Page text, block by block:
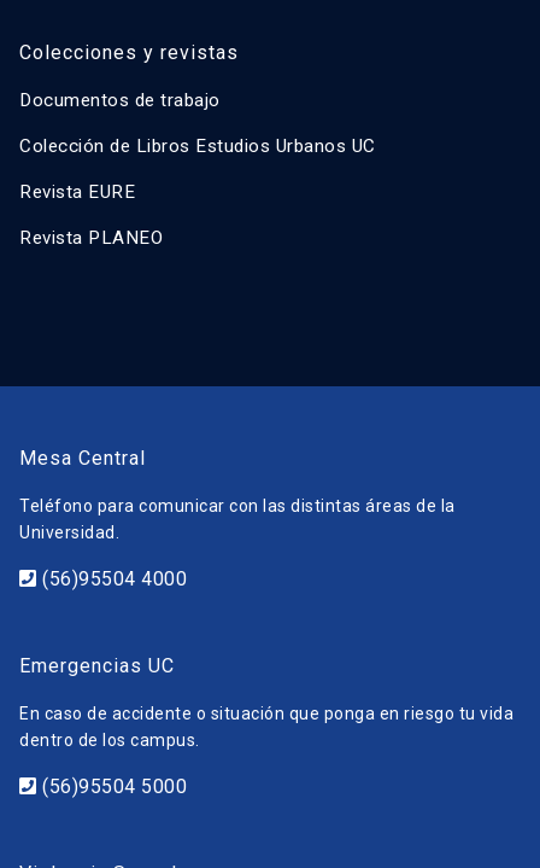
Colecciones y revistas
Documentos de trabajo
Colección de Libros Estudios Urbanos UC
Revista EURE
Revista PLANEO
Mesa Central
Teléfono para comunicar con las distintas áreas de la
Universidad.
(56)95504 4000
Emergencias UC
En caso de accidente o situación que ponga en riesgo tu vida
dentro de los campus.
(56)95504 5000